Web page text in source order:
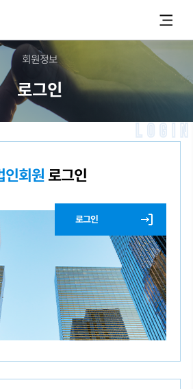
회원정보
로그인
LOGIN
인회원 로그인
로그인